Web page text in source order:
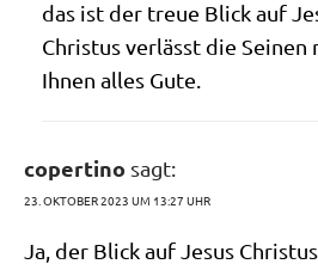
das ist der treue Blick auf
Chri­stus ver­lässt die Sei­nen
Ihnen alles Gute.
copertino sagt:
23. OKTOBER 2023 UM 13:27 UHR
Ja, der Blick auf Jesus Christus